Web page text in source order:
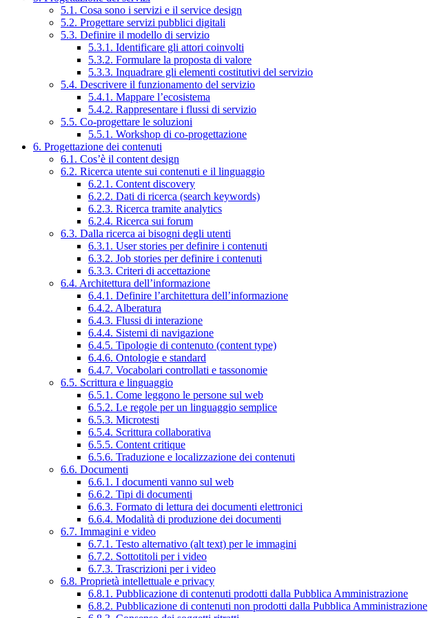
5.1. Cosa sono i servizi e il service design
5.2. Progettare servizi pubblici digitali
5.3. Definire il modello di servizio
5.3.1. Identificare gli attori coinvolti
5.3.2. Formulare la proposta di valore
5.3.3. Inquadrare gli elementi costitutivi del servizio
5.4. Descrivere il funzionamento del servizio
5.4.1. Mappare l’ecosistema
5.4.2. Rappresentare i flussi di servizio
5.5. Co-progettare le soluzioni
5.5.1. Workshop di co-progettazione
6. Progettazione dei contenuti
6.1. Cos’è il content design
6.2. Ricerca utente sui contenuti e il linguaggio
6.2.1. Content discovery
6.2.2. Dati di ricerca (search keywords)
6.2.3. Ricerca tramite analytics
6.2.4. Ricerca sui forum
6.3. Dalla ricerca ai bisogni degli utenti
6.3.1. User stories per definire i contenuti
6.3.2. Job stories per definire i contenuti
6.3.3. Criteri di accettazione
6.4. Architettura dell’informazione
6.4.1. Definire l’architettura dell’informazione
6.4.2. Alberatura
6.4.3. Flussi di interazione
6.4.4. Sistemi di navigazione
6.4.5. Tipologie di contenuto (content type)
6.4.6. Ontologie e standard
6.4.7. Vocabolari controllati e tassonomie
6.5. Scrittura e linguaggio
6.5.1. Come leggono le persone sul web
6.5.2. Le regole per un linguaggio semplice
6.5.3. Microtesti
6.5.4. Scrittura collaborativa
6.5.5. Content critique
6.5.6. Traduzione e localizzazione dei contenuti
6.6. Documenti
6.6.1. I documenti vanno sul web
6.6.2. Tipi di documenti
6.6.3. Formato di lettura dei documenti elettronici
6.6.4. Modalità di produzione dei documenti
6.7. Immagini e video
6.7.1. Testo alternativo (alt text) per le immagini
6.7.2. Sottotitoli per i video
6.7.3. Trascrizioni per i video
6.8. Proprietà intellettuale e privacy
6.8.1. Pubblicazione di contenuti prodotti dalla Pubblica Amministrazione
6.8.2. Pubblicazione di contenuti non prodotti dalla Pubblica Amministrazione